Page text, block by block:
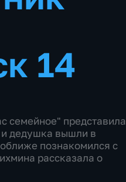
14
семейное" представила
дедушка вышли в
познакомился с
рассказала о